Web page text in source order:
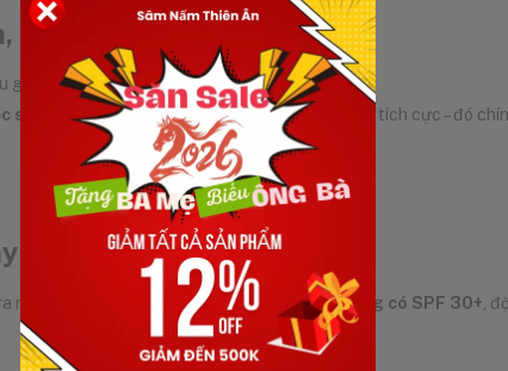
tránh căng thẳng kéo dài
gốc tự do, làm tăng tốc độ lão hóa.
sách, hoặc nghe nhạc
để nuôi dưỡng tâm hồn tích cực – đó
– dù trời râm hay mưa
nắng nhiều, bạn vẫn nênthoa kem chống nắng có SPF 30+ ,